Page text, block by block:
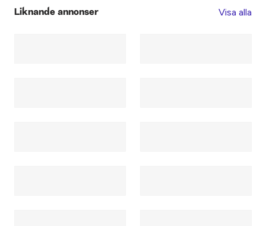
Liknande annonser Visa alla